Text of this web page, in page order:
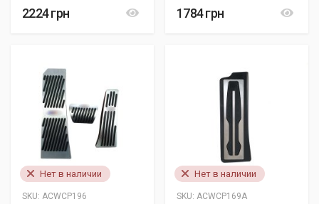
2224 грн 1784 грн
Нет в наличии
SKU: ACWCP196
Нет в наличии
SKU: ACWCP169А